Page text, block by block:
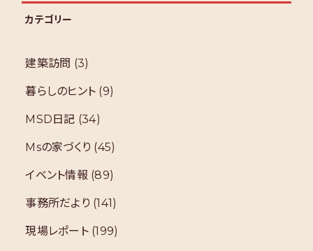
カテゴリー
建築訪問 (3)
暮らしのヒント (9)
MSD日記 (34)
Msの家づくり (45)
イベント情報 (89)
事務所だより (141)
現場レポート(199)